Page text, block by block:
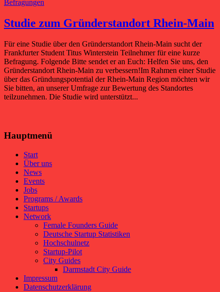
Befragungen
Studie zum Gründerstandort Rhein-Main
Für eine Studie über den Gründerstandort Rhein-Main sucht der
Frankfurter Student Titus Winterstein Teilnehmer für eine kurze
Befragung. Folgende Bitte sendet er an Euch: Helfen Sie uns, den
Gründerstandort Rhein-Main zu verbessern!Im Rahmen einer Studie
über das Gründungspotential der Rhein-Main Region möchten wir
Sie bitten, an unserer Umfrage zur Bewertung des Standortes
teilzunehmen. Die Studie wird unterstützt...
Hauptmenü
Start
Über uns
News
Events
Jobs
Programs / Awards
Startups
Network
Female Founders Guide
Deutsche Startup Statistiken
Hochschulnetz
Startup-Pilot
City Guides
Darmstadt City Guide
Impressum
Datenschutzerklärung